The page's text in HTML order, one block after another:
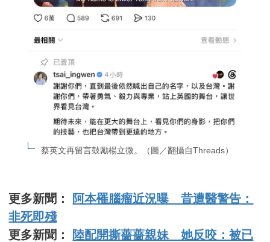
蔡英文再留言鼓勵楊立微。（圖／翻攝自Threads）
更多新聞：
阿本罹腦瘤近況曝 昔遭醫警告：
非死即殘
更多新聞：
陸配開撕薔薔親妹 她反咬：被已